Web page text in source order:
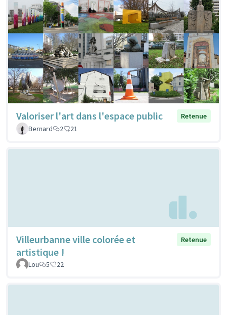
Valoriser l'art dans l'espace public
Retenue
Bernard
2 21
Villeurbanne ville colorée et
artistique !
Retenue
Lou 5 22